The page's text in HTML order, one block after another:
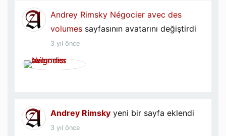
Andrey Rimsky Négocier avec des
volumessayfasının avatarını değiştirdi
3 yıl önce
Andrey Rimsky yeni bir sayfa eklendi
3 yıl önce